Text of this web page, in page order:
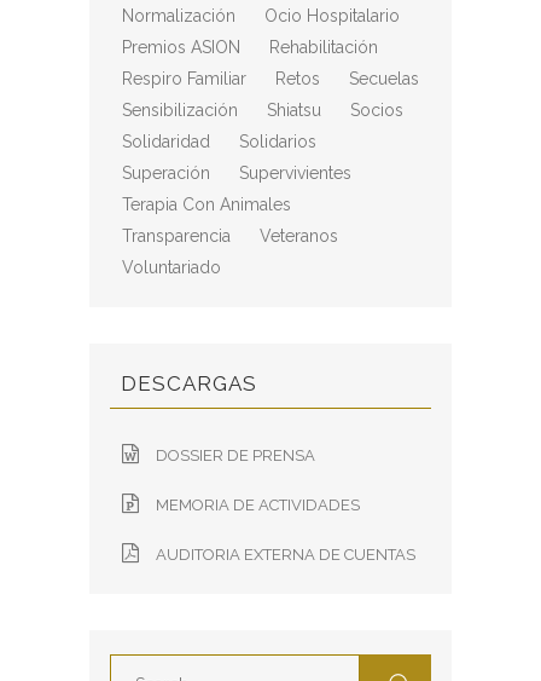
Normalización
Ocio Hospitalario
Premios ASION
Rehabilitación
Respiro Familiar
Retos
Secuelas
Sensibilización
Shiatsu
Socios
Solidaridad
Solidarios
Superación
Supervivientes
Terapia Con Animales
Transparencia
Veteranos
Voluntariado
DESCARGAS
DOSSIER DE PRENSA
MEMORIA DE ACTIVIDADES
AUDITORIA EXTERNA DE CUENTAS